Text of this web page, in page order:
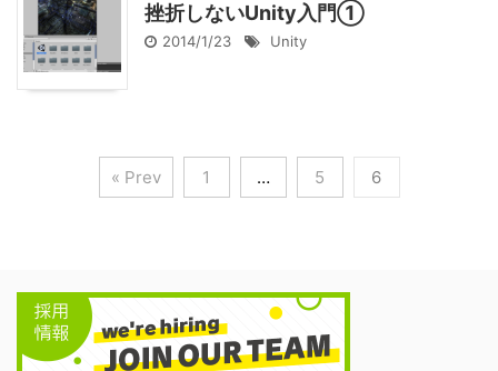
挫折しないUnity入門①
2014/1/23 Unity
« Prev 1 … 5 6